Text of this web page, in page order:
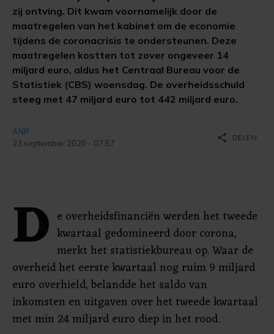
zij ontving. Dit kwam voornamelijk door de
maatregelen van het kabinet om de economie
tijdens de coronacrisis te ondersteunen. Deze
maatregelen kostten tot zover ongeveer 14
miljard euro, aldus het Centraal Bureau voor de
Statistiek (CBS) woensdag. De overheidsschuld
steeg met 47 miljard euro tot 442 miljard euro.
ANP
23 september 2020 - 07:57
share DELEN
D e overheidsfinanciën werden het tweede
kwartaal gedomineerd door corona,
merkt het statistiekbureau op. Waar de
overheid het eerste kwartaal nog ruim 9 miljard
euro overhield, belandde het saldo van
inkomsten en uitgaven over het tweede kwartaal
met min 24 miljard euro diep in het rood.